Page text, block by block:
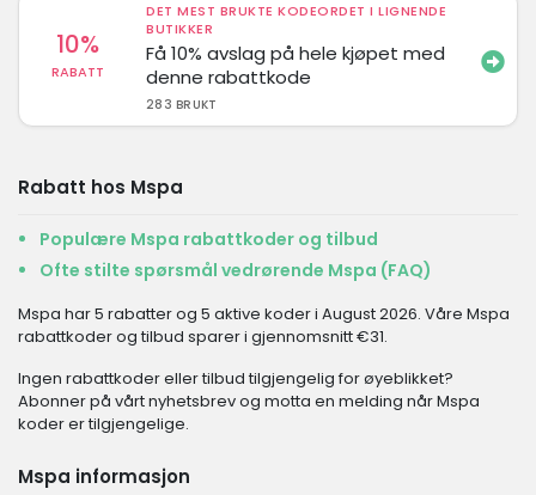
10%
RABATT
DET MEST BRUKTE KODEORDET I LIGNENDE
BUTIKKER
Få 10% avslag på hele kjøpet med
denne rabattkode
283 BRUKT
Rabatt hos Mspa
Populære Mspa rabattkoder og tilbud
Ofte stilte spørsmål vedrørende Mspa (FAQ)
Mspa har 5 rabatter og 5 aktive koder i August 2026. Våre Mspa
rabattkoder og tilbud sparer i gjennomsnitt €31.
Ingen rabattkoder eller tilbud tilgjengelig for øyeblikket?
Abonner på vårt nyhetsbrev og motta en melding når Mspa
koder er tilgjengelige.
Mspa informasjon